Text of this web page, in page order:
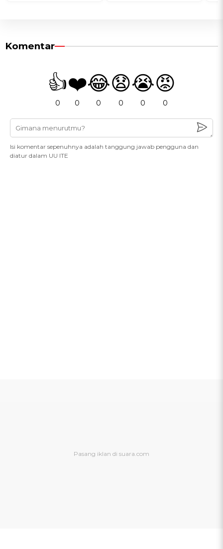
Komentar
👍
0
❤️
0
😂
0
😧
0
😭
0
😡
0
Isi komentar sepenuhnya adalah tanggung jawab pengguna dan
diatur dalam UU ITE